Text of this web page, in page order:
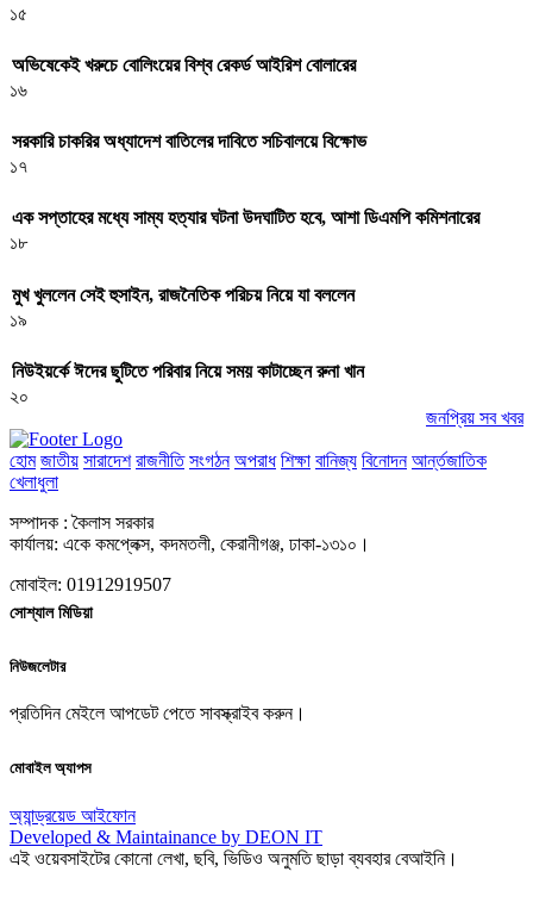
১৫
অভিষেকেই খরুচে বোলিংয়ের বিশ্ব রেকর্ড আইরিশ বোলারের
১৬
সরকারি চাকরির অধ্যাদেশ বাতিলের দাবিতে সচিবালয়ে বিক্ষোভ
১৭
এক সপ্তাহের মধ্যে সাম্য হত্যার ঘটনা উদঘাটিত হবে, আশা ডিএমপি কমিশনারের
১৮
মুখ খুললেন সেই হুসাইন, রাজনৈতিক পরিচয় নিয়ে যা বললেন
১৯
নিউইয়র্কে ঈদের ছুটিতে পরিবার নিয়ে সময় কাটাচ্ছেন রুনা খান
২০
জনপ্রিয় সব খবর
হোম জাতীয় সারাদেশ রাজনীতি সংগঠন অপরাধ শিক্ষা বানিজ্য বিনোদন আর্ন্তজাতিক
খেলাধুলা
সম্পাদক : কৈলাস সরকার
কার্যালয়: একে কমপ্লেক্স, কদমতলী, কেরানীগঞ্জ, ঢাকা-১৩১০।
মোবাইল: 01912919507
সোশ্যাল মিডিয়া
নিউজলেটার
প্রতিদিন মেইলে আপডেট পেতে সাবস্ক্রাইব করুন।
মোবাইল অ্যাপস
অ্যান্ড্রয়েড আইফোন
Developed & Maintainance by DEON IT
এই ওয়েবসাইটের কোনো লেখা, ছবি, ভিডিও অনুমতি ছাড়া ব্যবহার বেআইনি।